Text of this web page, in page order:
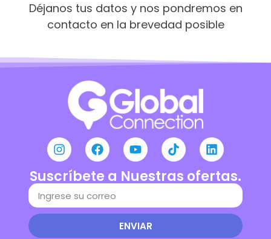
Déjanos tus datos y nos pondremos en
contacto en la brevedad posible
Suscríbete a Nuestras ofertas.
ENVIAR